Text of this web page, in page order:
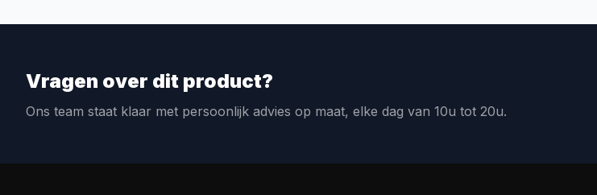
Vragen over dit product?
Ons team staat klaar met persoonlijk advies op maat, elke dag van 10u tot 20u.